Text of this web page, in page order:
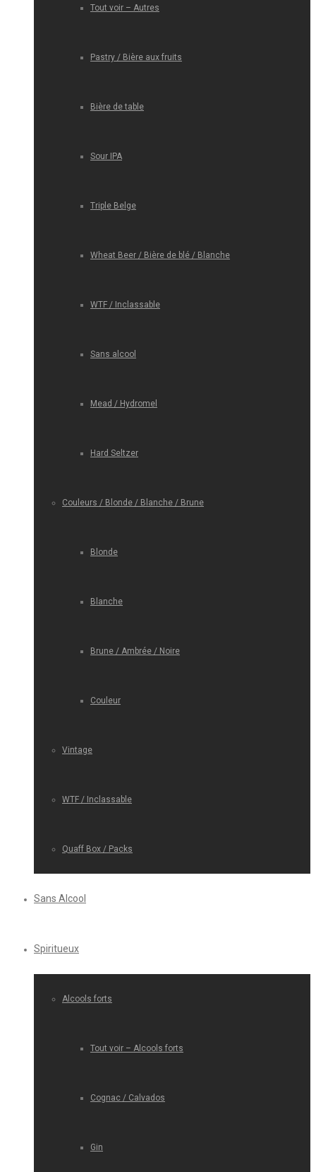
Tout voir – Autres
Pastry / Bière aux fruits
Bière de table
Sour IPA
Triple Belge
Wheat Beer / Bière de blé / Blanche
WTF / Inclassable
Sans alcool
Mead / Hydromel
Hard Seltzer
Couleurs / Blonde / Blanche / Brune
Blonde
Blanche
Brune / Ambrée / Noire
Couleur
Vintage
WTF / Inclassable
Quaff Box / Packs
Sans Alcool
Spiritueux
Alcools forts
Tout voir – Alcools forts
Cognac / Calvados
Gin